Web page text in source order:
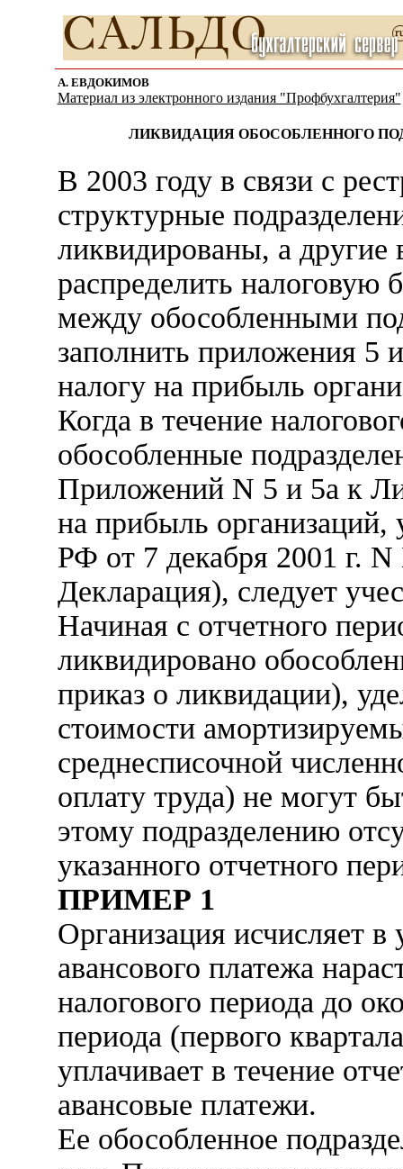
А. ЕВДОКИМОВ
Материал из электронного издания "Профбухгалтерия"
ЛИКВИДАЦИЯ ОБОСОБЛЕННОГО
В 2003 году в связи с
структурные
ликвидированы, а другие
распределить налоговую
между обособленными
заполнить приложения 5
налогу на прибыль
Когда в течение
обособленные
Приложений N 5 и 5а к
на прибыль
РФ от 7 декабря 2001 г.
Декларация), следует
Начиная с отчетного
ликвидировано
приказ о ликвидации),
стоимости
среднесписочной
оплату труда) не могут
этому подразделению
указанного отчетного
ПРИМЕР 1
Организация исчисляет
авансового платежа
налогового периода до
периода (первого
уплачивает в течение
авансовые платежи.
Ее обособленное